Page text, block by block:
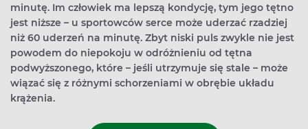
minutę. Im człowiek ma lepszą kondycję, tym jego tętno
jest niższe – u sportowców serce może uderzać rzadziej
niż 60 uderzeń na minutę. Zbyt niski puls zwykle nie jest
powodem do niepokoju w odróżnieniu od tętna
podwyższonego, które – jeśli utrzymuje się stale – może
wiązać się z różnymi schorzeniami w obrębie układu
krążenia.